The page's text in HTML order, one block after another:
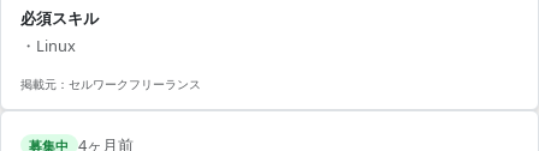
バーのインストールおよび設定 ・ネットワーク設定やミドルウェア導
入のサポート ・チームと協力してプロジェクトを推進 【アピールポイ
ント】 ・Linuxサーバー構築のプロジェクトに携われる ・チームでの
必須スキル
・Linux
掲載元： セルワークフリーランス
募集中 4ヶ月前